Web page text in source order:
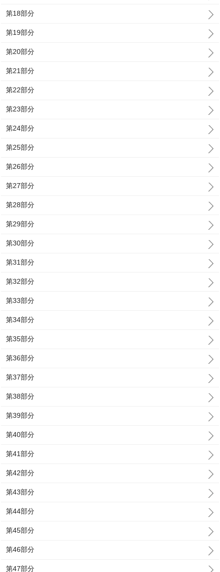
第18部分
第19部分
第20部分
第21部分
第22部分
第23部分
第24部分
第25部分
第26部分
第27部分
第28部分
第29部分
第30部分
第31部分
第32部分
第33部分
第34部分
第35部分
第36部分
第37部分
第38部分
第39部分
第40部分
第41部分
第42部分
第43部分
第44部分
第45部分
第46部分
第47部分